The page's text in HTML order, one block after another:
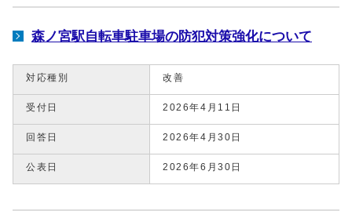
森ノ宮駅自転車駐車場の防犯対策強化について
対応種別 改善
受付日 2026年4月11日
回答日 2026年4月30日
公表日 2026年6月30日